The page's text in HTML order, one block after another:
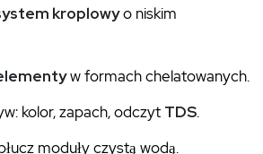
kroplowyo niskim
w formach chelatowanych.
kolor, zapach, odczyt TDS.
moduły czystą wodą.